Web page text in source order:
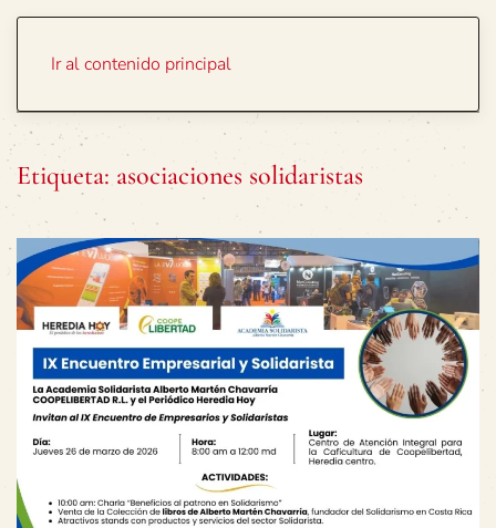
Ir al contenido principal
Etiqueta: asociaciones solidaristas